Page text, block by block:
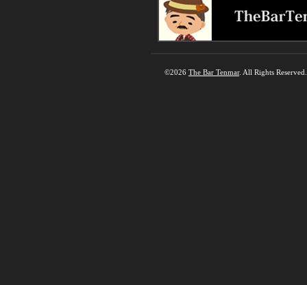
©2026 The Bar Tenmar. All Rights Reserved.